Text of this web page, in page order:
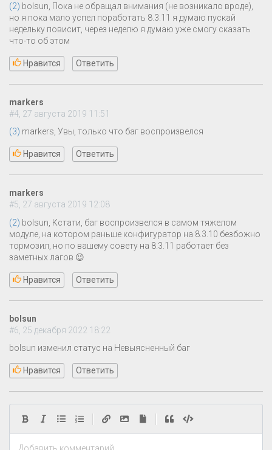
(2) bolsun, Пока не обращал внимания (не возникало вроде),
но я пока мало успел поработать 8.3.11 я думаю пускай
недельку повисит, через неделю я думаю уже смогу сказать
что-то об этом
Нравится Ответить
markers
#4, 27 августа 2019 11:51
(3) markers, Увы, только что баг воспроизвелся
Нравится Ответить
markers
#5, 27 августа 2019 12:08
(2) bolsun, Кстати, баг воспроизвелся в самом тяжелом
модуле, на котором раньше конфигуратор на 8.3.10 безбожно
тормозил, но по вашему совету на 8.3.11 работает без
заметных лагов 😉
Нравится Ответить
bolsun
#6, 25 декабря 2022 18:22
bolsun изменил статус на Невыясненный баг
Нравится Ответить